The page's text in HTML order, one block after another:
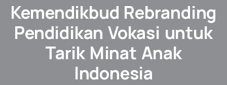
Kemendikbud Rebranding
Pendidikan Vokasi untuk
Tarik Minat Anak
Indonesia